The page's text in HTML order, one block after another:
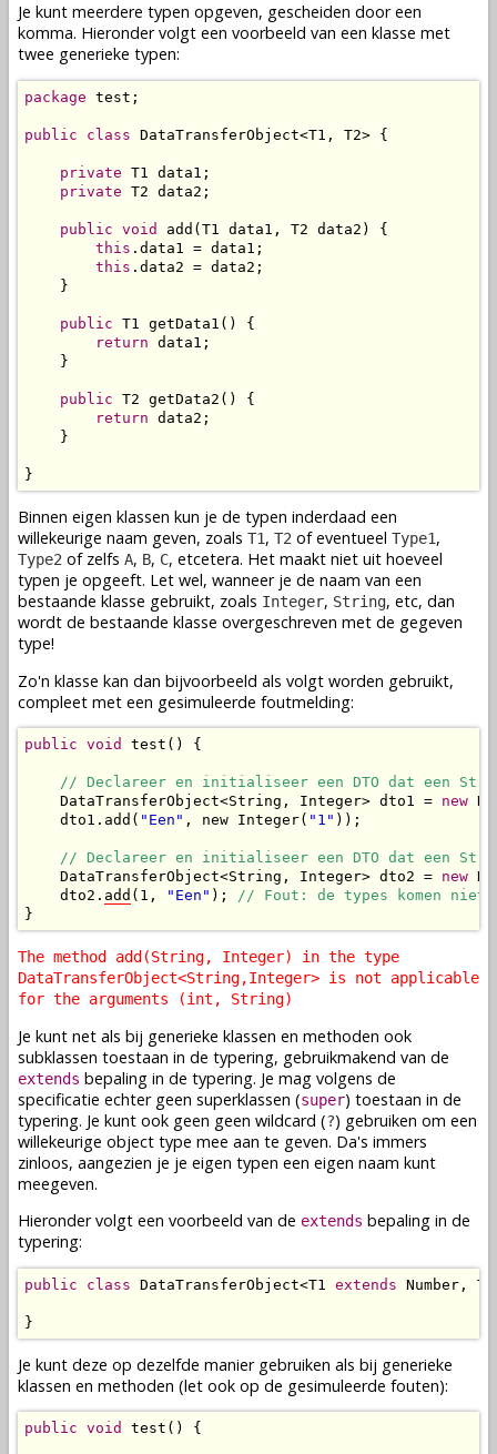
Je kunt meerdere typen opgeven, gescheiden door een
komma. Hieronder volgt een voorbeeld van een klasse met
twee generieke typen:
package test;
public class DataTransferObject<T1, T2> {
private T1 data1;
private T2 data2;
public void
add(T1 data1, T2 data2) {
this .data1 = data1;
this .data2 = data2;
    }
public T1 getData1() {
return data1;
    }
public T2 getData2() {
return data2;
    }
}
Binnen eigen klassen kun je de typen inderdaad een
willekeurige naam geven, zoals T1, T2 of eventueel Type1,
Type2 of zelfs A, B, C, etcetera. Het maakt niet uit hoeveel
typen je opgeeft. Let wel, wanneer je de naam van een
bestaande klasse gebruikt, zoals Integer, String, etc, dan
wordt de bestaande klasse overgeschreven met de gegeven
type!
Zo'n klasse kan dan bijvoorbeeld als volgt worden gebruikt,
compleet met een gesimuleerde foutmelding:
public void test() {
// Declareer en initialiseer een DTO dat een
    DataTransferObject<String, Integer> dto1 =
new
    dto1.add(
"Een" , new Integer( "1" ));
// Declareer en initialiseer een DTO dat een
    DataTransferObject<String, Integer> dto2 =
new
    dto2.
add (1, "Een" );
// Fout: de types komen niet
}
The method add(String, Integer) in the type
DataTransferObject<String,Integer> is not applicable
for the arguments (int, String)
Je kunt net als bij generieke klassen en methoden ook
subklassen toestaan in de typering, gebruikmakend van de
extends bepaling in de typering. Je mag volgens de
specificatie echter geen superklassen (super) toestaan in de
typering. Je kunt ook geen geen wildcard (?) gebruiken om een
willekeurige object type mee aan te geven. Da's immers
zinloos, aangezien je je eigen typen een eigen naam kunt
meegeven.
Hieronder volgt een voorbeeld van de extends bepaling in de
typering:
public class DataTransferObject<T1 extends Number,
}
Je kunt deze op dezelfde manier gebruiken als bij generieke
klassen en methoden (let ook op de gesimuleerde fouten):
public void test() {